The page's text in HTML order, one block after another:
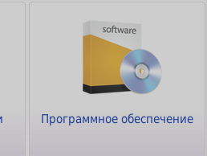
Программное обеспечение